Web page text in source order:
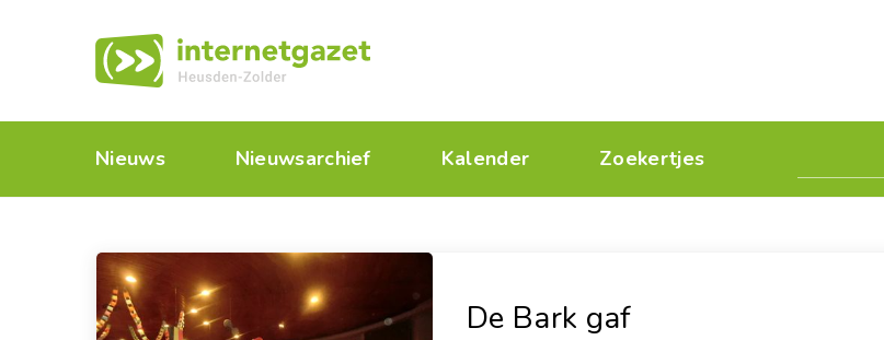
Nieuws Nieuwsarchief Kalender Zoekertjes
De Bark gaf